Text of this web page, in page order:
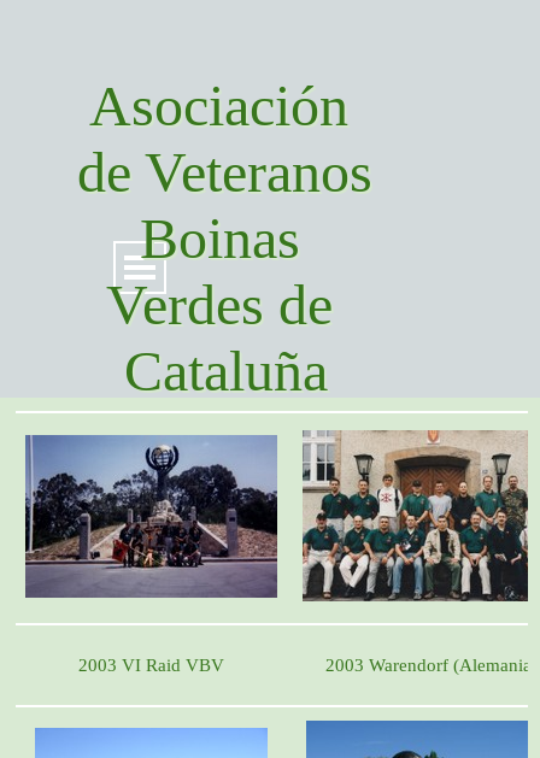
Asociación
de Veteranos
Boinas
Verdes de
Cataluña
2003 VI Raid VBV 2003 Warendorf (Alemania)